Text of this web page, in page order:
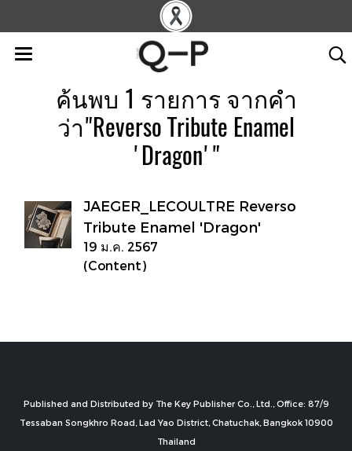
ค้นพบ 1 รายการ จากคำ
ว่า"Reverso Tribute Enamel
'Dragon'"
JAEGER_LECOULTRE Reverso
Tribute Enamel 'Dragon'
19 ม.ค. 2567
(Content)
Published and Distributed by The Key Publisher Co., Ltd., Office: 87/9
Tessaban Songkhro Road, Lad Yao District, Chatuchak, Bangkok 10900
Thailand